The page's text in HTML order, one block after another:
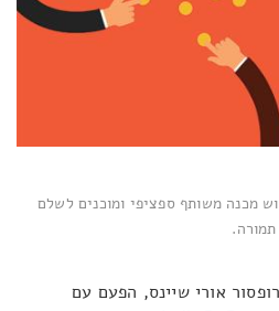
מכנה משותף ספציפי ומוכנים לשלם
אורי שיינס, הפעם עם